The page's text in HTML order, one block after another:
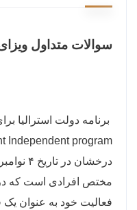
سوالات متداول
برنامه دولت استرالیا
مختص افرادی است که
فعالیت خود به عنوان یک